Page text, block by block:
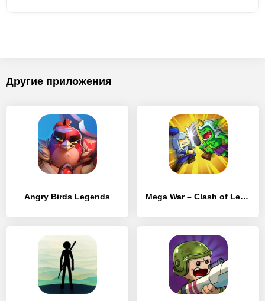
Другие приложения
Angry Birds Legends Mega War – Clash of Legions